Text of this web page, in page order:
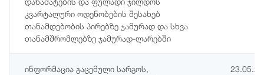
კვარტალური ოდენობების შესახებ
თანამდებობის პირებზე ჯამურად და სხვა
თანამშრომლებზე ჯამურად-ლარებში
ინფორმაცია გაცემული სარგოს,